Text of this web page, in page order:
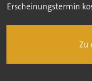
Erscheinungstermin
Zu